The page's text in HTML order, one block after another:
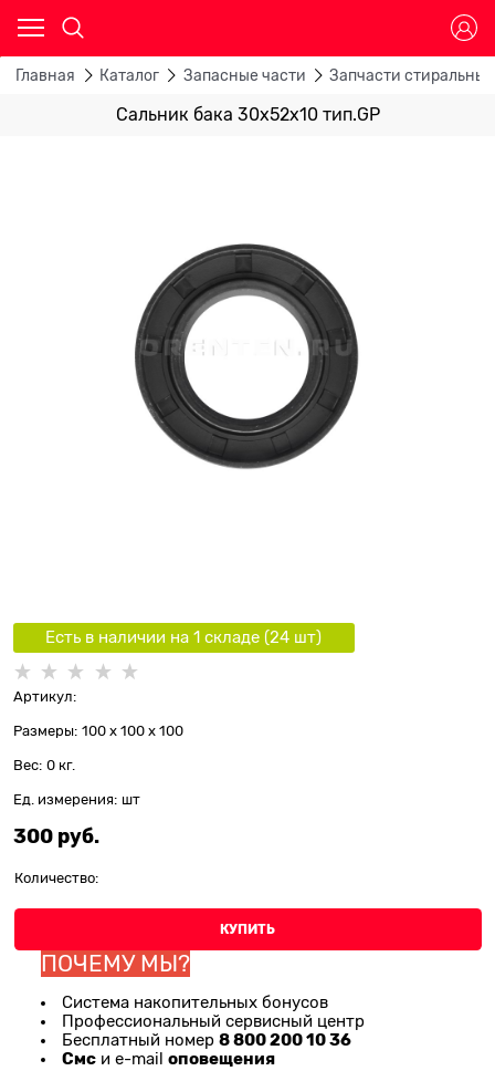
Главная Каталог Запасные части Запчасти
Сальник бака 30x52x10 тип.GP
Есть в наличии на 1 складe (24 шт)
Артикул:
Размеры: 100 x 100 x 100
Вес: 0 кг.
Ед. измерения: шт
300 руб.
Количество:
КУПИТЬ
ПОЧЕМУ МЫ?
Система накопительных бонусов
Профессиональный сервисный центр
Бесплатный номер 8 800 200 10 36
Смс и e-mail оповещения